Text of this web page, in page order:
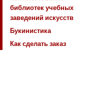
библиотек учебных
заведений искусств
Букинистика
Как сделать заказ